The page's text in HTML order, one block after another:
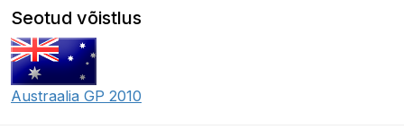
Seotud võistlus
Austraalia GP 2010